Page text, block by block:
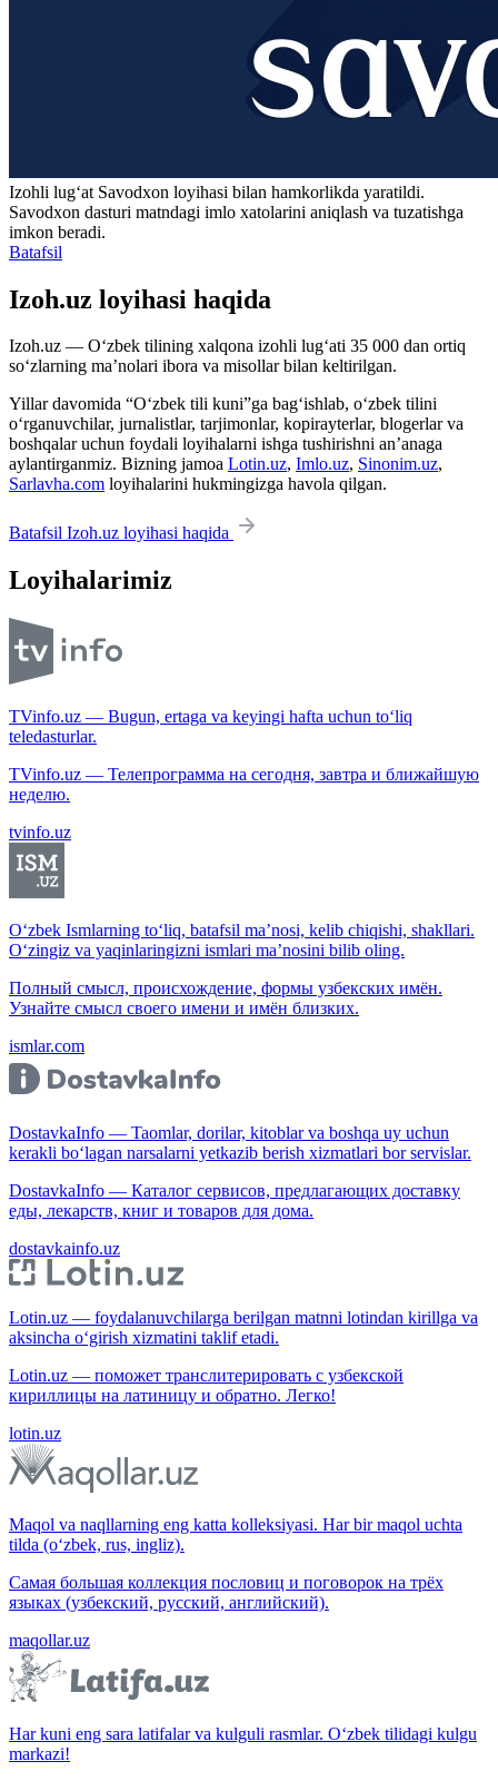
Izohli lugʻat Savodxon loyihasi bilan hamkorlikda yaratildi.
Savodxon dasturi matndagi imlo xatolarini aniqlash va tuzatishga
imkon beradi.
Batafsil
Izoh.uz loyihasi haqida
Izoh.uz — O‘zbek tilining xalqona izohli lug‘ati 35 000 dan ortiq
so‘zlarning ma’nolari ibora va misollar bilan keltirilgan.
Yillar davomida “O‘zbek tili kuni”ga bag‘ishlab, o‘zbek tilini
o‘rganuvchilar, jurnalistlar, tarjimonlar, kopirayterlar, blogerlar va
boshqalar uchun foydali loyihalarni ishga tushirishni an’anaga
aylantirganmiz. Bizning jamoa Lotin.uz, Imlo.uz, Sinonim.uz,
Sarlavha.com loyihalarini hukmingizga havola qilgan.
Batafsil Izoh.uz loyihasi haqida
Loyihalarimiz
TVinfo.uz — Bugun, ertaga va keyingi hafta uchun to‘liq
teledasturlar.
TVinfo.uz — Телепрограмма на сегодня, завтра и ближайшую
неделю.
tvinfo.uz
O‘zbek Ismlarning to‘liq, batafsil ma’nosi, kelib chiqishi, shakllari.
O‘zingiz va yaqinlaringizni ismlari ma’nosini bilib oling.
Полный смысл, происхождение, формы узбекских имён.
Узнайте смысл своего имени и имён близких.
ismlar.com
DostavkaInfo — Taomlar, dorilar, kitoblar va boshqa uy uchun
kerakli bo‘lagan narsalarni yetkazib berish xizmatlari bor servislar.
DostavkaInfo — Каталог сервисов, предлагающих доставку
еды, лекарств, книг и товаров для дома.
dostavkainfo.uz
Lotin.uz — foydalanuvchilarga berilgan matnni lotindan kirillga va
aksincha o‘girish xizmatini taklif etadi.
Lotin.uz — поможет транслитерировать с узбекской
кириллицы на латиницу и обратно. Легко!
lotin.uz
Maqol va naqllarning eng katta kolleksiyasi. Har bir maqol uchta
tilda (o‘zbek, rus, ingliz).
Самая большая коллекция пословиц и поговорок на трёх
языках (узбекский, русский, английский).
maqollar.uz
Har kuni eng sara latifalar va kulguli rasmlar. O‘zbek tilidagi kulgu
markazi!